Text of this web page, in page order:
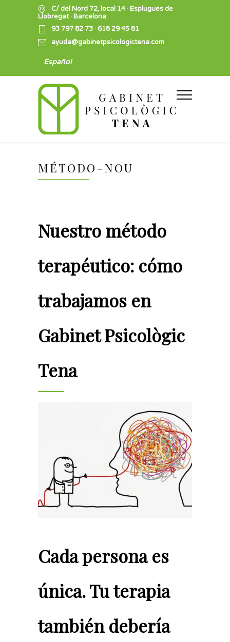
C/ del Nord 72, local 14 · Esplugues de
Llobregat · Barcelona
93 797 82 73 ·618 29 45 81
ayuda@gabinetpsicologictena.com
Español
MÉTODO-NOU
Nuestro método
terapéutico: cómo
trabajamos en
Gabinet Psicològic
Tena
Cada persona es
única. Tu terapia
también debería